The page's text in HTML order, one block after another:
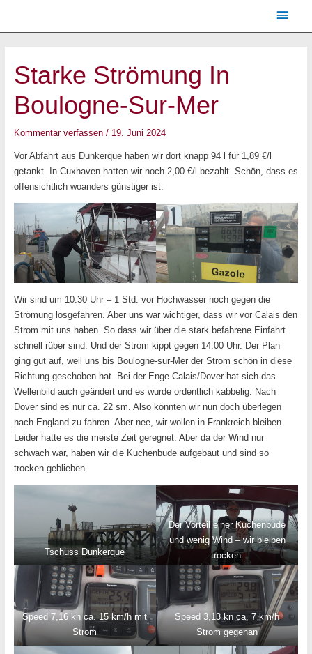
Starke Strömung In
Boulogne-Sur-Mer
Kommentar verfassen / 19. Juni 2024
Vor Abfahrt aus Dunkerque haben wir dort knapp 94 l für 1,89 €/l
getankt. In Cuxhaven hatten wir noch 2,00 €/l bezahlt. Schön, dass es
offensichtlich woanders günstiger ist.
Wir sind um 10:30 Uhr – 1 Std. vor Hochwasser noch gegen die
Strömung losgefahren. Aber uns war wichtiger, dass wir vor Calais den
Strom mit uns haben. So dass wir über die stark befahrene Einfahrt
schnell rüber sind. Und der Strom kippt gegen 14:00 Uhr. Der Plan
ging gut auf, weil uns bis Boulogne-sur-Mer der Strom schön in diese
Richtung geschoben hat. Bei der Enge Calais/Dover hat sich das
Wellenbild auch geändert und es wurde ordentlich kabbelig. Nach
Dover sind es nur ca. 22 sm. Also könnten wir nun doch überlegen
nach England zu fahren. Aber nee, wir wollen in Frankreich bleiben.
Leider hatte es die meiste Zeit geregnet. Aber da der Wind nur
schwach war, haben wir die Kuchenbude aufgebaut und sind so
trocken geblieben.
Tschüss Dunkerque
Der Vorteil einer Kuchenbude
und wenig Wind – wir bleiben
trocken.
Speed 7,16 kn ca. 15 km/h mit
Strom
Speed 3,13 kn ca. 7 km/h
Strom gegenan